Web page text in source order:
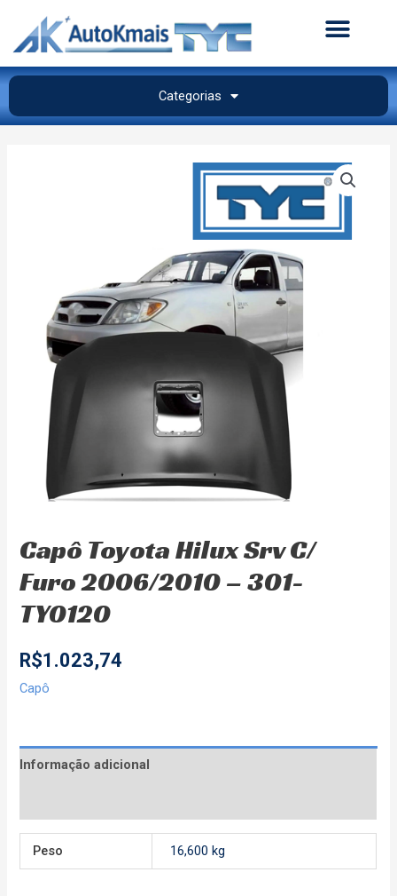
Categorias
Capô Toyota Hilux Srv C/
Furo 2006/2010 – 301-
TY0120
R$1.023,74
Capô
Informação adicional
Peso 16,600 kg